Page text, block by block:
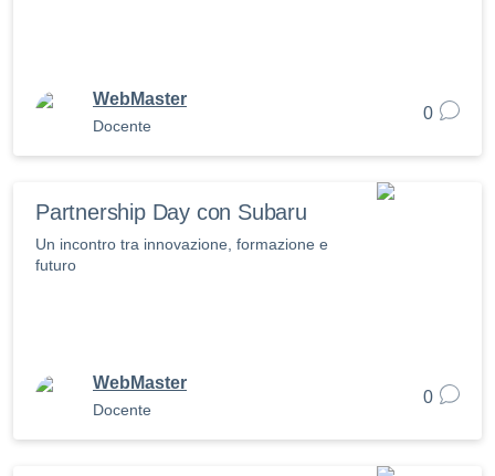
WebMaster
Docente
0
Partnership Day con Subaru
Un incontro tra innovazione, formazione e
futuro
WebMaster
Docente
0